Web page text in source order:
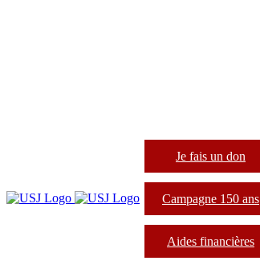
Je fais un don
Campagne 150 ans
Aides financières